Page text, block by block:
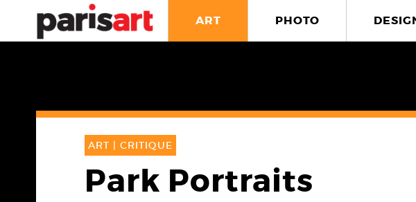
ART PHOTO
ART | CRITIQUE
Park Portraits